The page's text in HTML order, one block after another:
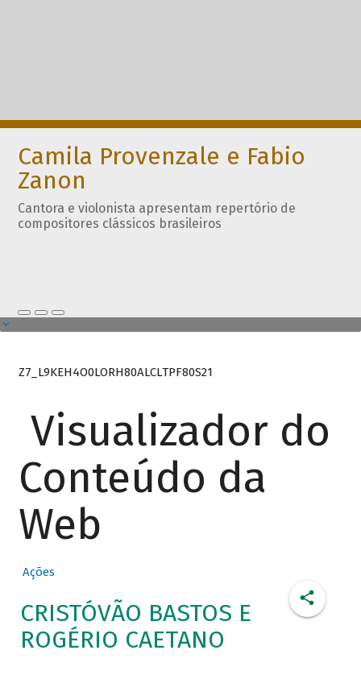
Camila Provenzale e Fabio
Zanon
Cantora e violonista apresentam repertório de
compositores clássicos brasileiros
Z7_L9KEH4O0LORH80ALCLTPF80S21
Visualizador do
Conteúdo da
Web
Ações
CRISTÓVÃO BASTOS E
ROGÉRIO CAETANO